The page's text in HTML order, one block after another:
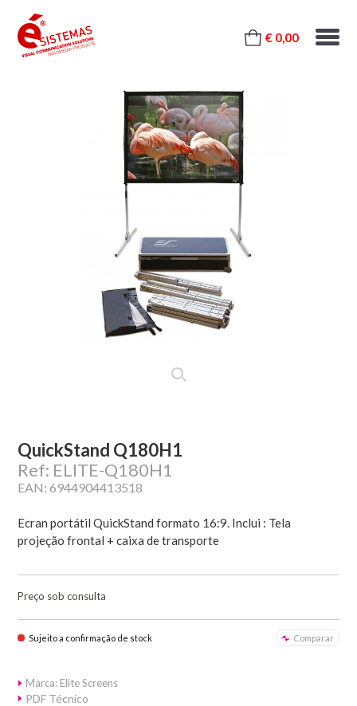
€ 0,00
QuickStand Q180H1
Ref: ELITE-Q180H1
EAN: 6944904413518
Ecran portátil QuickStand formato 16:9. Inclui : Tela
projeção frontal + caixa de transporte
Preço sob consulta
Sujeito a confirmação de stock Comparar
Marca: Elite Screens
PDF Técnico